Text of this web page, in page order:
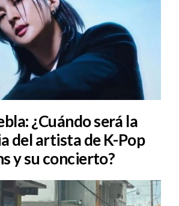
¿Cuándo será la
del artista de K-Pop
y su concierto?